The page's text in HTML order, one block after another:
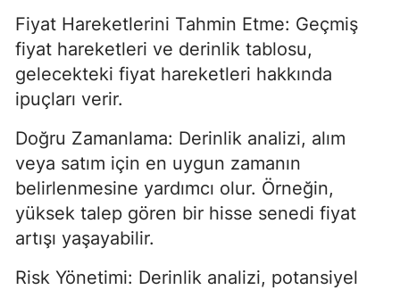
Fiyat Hareketlerini Tahmin Etme: Geçmiş
fiyat hareketleri ve derinlik tablosu,
gelecekteki fiyat hareketleri hakkında
ipuçları verir.
Doğru Zamanlama: Derinlik analizi, alım
veya satım için en uygun zamanın
belirlenmesine yardımcı olur. Örneğin,
yüksek talep gören bir hisse senedi fiyat
artışı yaşayabilir.
Risk Yönetimi: Derinlik analizi, potansiyel